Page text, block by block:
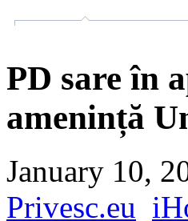
PD sare în
amenință
January 10,
Privesc.eu